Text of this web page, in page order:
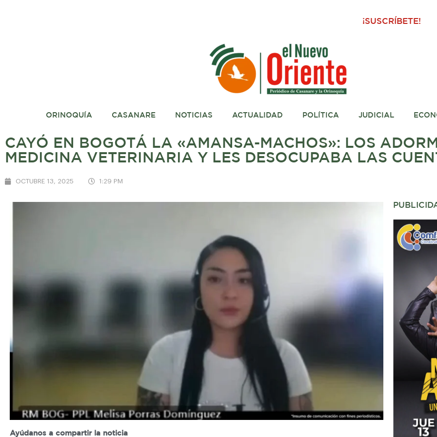
¡SUSCRÍBETE!
ORINOQUÍA CASANARE NOTICIAS ACTUALIDAD POLÍTICA JUDICIAL
CAYÓ EN BOGOTÁ LA «AMANSA-MACHOS»: LOS
MEDICINA VETERINARIA Y LES DESOCUPABA LAS
OCTUBRE 13, 2025 1:29 PM
Ayúdanos a compartir la noticia